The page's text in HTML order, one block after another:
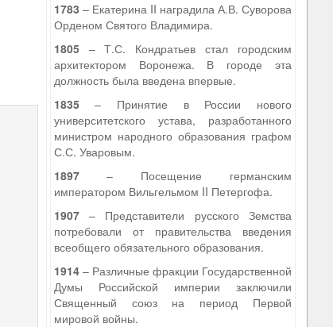
1783 – Екатерина II наградила А.В. Суворова
Орденом Святого Владимира.
1805– Т.С. Кондратьев стал городским
архитектором Воронежа. В городе эта
должность была введена впервые.
1835– Принятие в России нового
университетского устава, разработанного
министром народного образования графом
С.С. Уваровым.
1897– Посещение германским
императором Вильгельмом II Петергофа.
1907– Представители русского Земства
потребовали от правительства введения
всеобщего обязательного образования.
1914– Различные фракции Государственной
Думы Российской империи заключили
Священный союз на период Первой
мировой войны.